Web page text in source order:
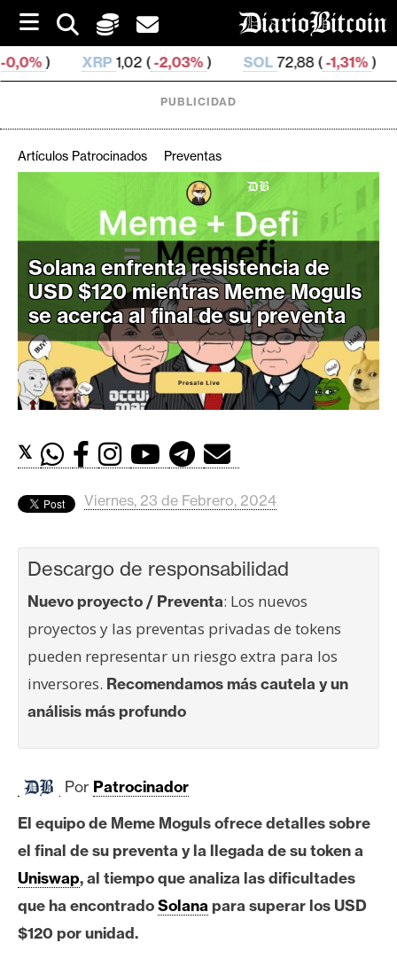
i
p
t
o
1,02 (-2,03%) SOL72,88 ( -1,31%) TRX0,326
i
p
t
o
r
c
o
B
i
t
o
i
n
E
h
e
r
e
u
m
PUBLICIDAD
Artículos Patrocinados Preventas
Solana enfrenta resistencia de
USD $120 mientras Meme Moguls
se acerca al final de su preventa
𝕏
Viernes, 23 de Febrero, 2024
Descargo de responsabilidad
Nuevo proyecto / Preventa: Los nuevos
proyectos y las preventas privadas de tokens
pueden representar un riesgo extra para los
inversores. Recomendamos más cautela y un
análisis más profundo
Por Patrocinador
El equipo de Meme Moguls ofrece detalles sobre
el final de su preventa y la llegada de su token a
Uniswap, al tiempo que analiza las dificultades
que ha encontradoSolanapara superar los USD
$120 por unidad.